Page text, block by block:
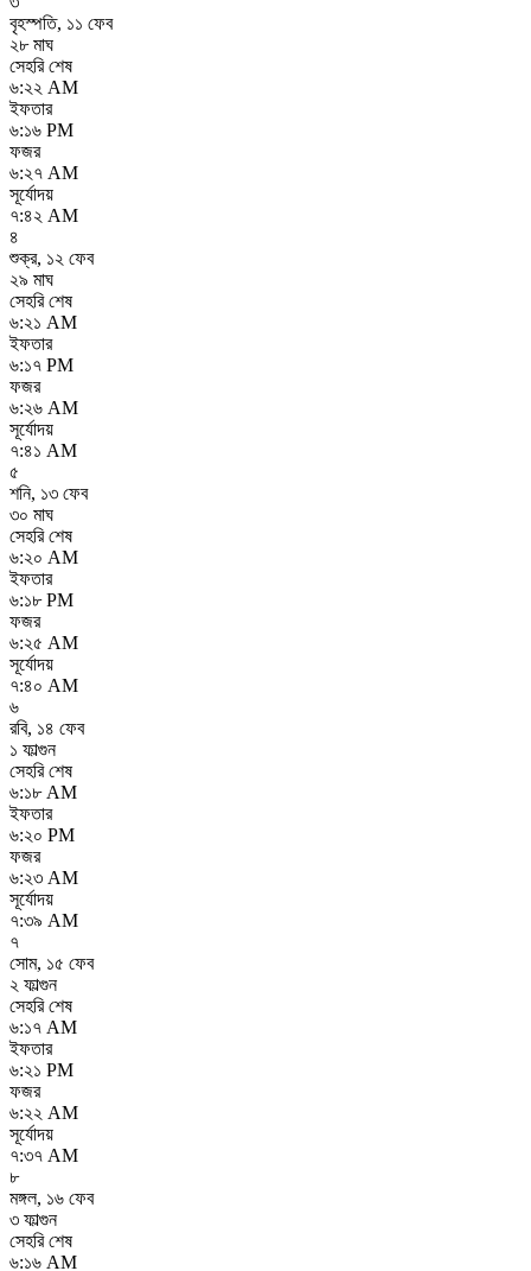
বৃহস্পতি, ১১ ফেব
২৮ মাঘ
সেহরি শেষ
৬:২২ AM
ইফতার
৬:১৬ PM
ফজর
৬:২৭ AM
সূর্যোদয়
৭:৪২ AM
৪
শুক্র, ১২ ফেব
২৯ মাঘ
সেহরি শেষ
৬:২১ AM
ইফতার
৬:১৭ PM
ফজর
৬:২৬ AM
সূর্যোদয়
৭:৪১ AM
৫
শনি, ১৩ ফেব
৩০ মাঘ
সেহরি শেষ
৬:২০ AM
ইফতার
৬:১৮ PM
ফজর
৬:২৫ AM
সূর্যোদয়
৭:৪০ AM
৬
রবি, ১৪ ফেব
১ ফাল্গুন
সেহরি শেষ
৬:১৮ AM
ইফতার
৬:২০ PM
ফজর
৬:২৩ AM
সূর্যোদয়
৭:৩৯ AM
৭
সোম, ১৫ ফেব
২ ফাল্গুন
সেহরি শেষ
৬:১৭ AM
ইফতার
৬:২১ PM
ফজর
৬:২২ AM
সূর্যোদয়
৭:৩৭ AM
৮
মঙ্গল, ১৬ ফেব
৩ ফাল্গুন
সেহরি শেষ
৬:১৬ AM